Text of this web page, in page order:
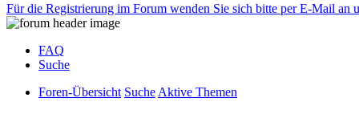
Für die Registrierung im Forum wenden Sie sich bitte per E-Mail an
FAQ
Suche
Foren-Übersicht Suche Aktive Themen